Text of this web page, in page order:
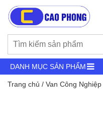
DANH MỤC SẢN PHẨM
Trang chủ / Van Công Nghiệp